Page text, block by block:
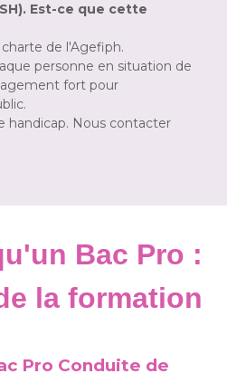
Est-ce que cette
de l'Agefiph.
personne en situation de
fort pour
handicap. Nous contacter
Bac Pro :
la formation
Pro Conduite de